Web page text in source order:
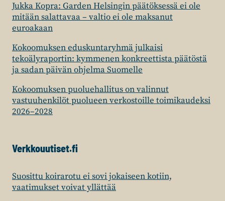
Jukka Kopra: Garden Helsingin päätöksessä ei ole
mitään salattavaa – valtio ei ole maksanut
euroakaan
Kokoomuksen eduskuntaryhmä julkaisi
tekoälyraportin: kymmenen konkreettista päätöstä
ja sadan päivän ohjelma Suomelle
Kokoomuksen puoluehallitus on valinnut
vastuuhenkilöt puolueen verkostoille toimikaudeksi
2026–2028
Verkkouutiset.fi
Suosittu koirarotu ei sovi jokaiseen kotiin,
vaatimukset voivat yllättää